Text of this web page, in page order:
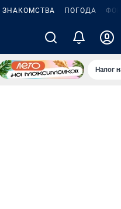
ЗНАКОМСТВА ПОГОДА
Налог